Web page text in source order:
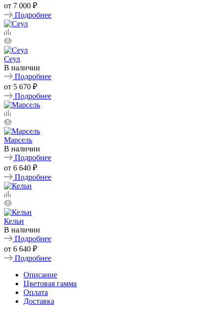
от 7 000 ₽
Подробнее
Сеул
В наличии
Подробнее
от 5 670 ₽
Подробнее
Марсель
В наличии
Подробнее
от 6 640 ₽
Подробнее
Кельн
В наличии
Подробнее
от 6 640 ₽
Подробнее
Описание
Цветовая гамма
Оплата
Доставка